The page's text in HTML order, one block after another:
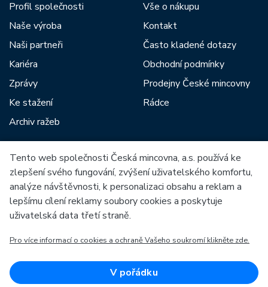
Profil společnosti
Naše výroba
Naši partneři
Kariéra
Zprávy
Ke stažení
Archiv ražeb
Vše o nákupu
Kontakt
Často kladené dotazy
Obchodní podmínky
Prodejny České mincovny
Rádce
Mezi naše partnery patří:
Evropská unie
OP Podnikání a inovace pro konkurenceschopnost
Evropský fond pro regionální rozvoj
Tento web společnosti Česká mincovna, a.s. používá ke
zlepšení svého fungování, zvýšení uživatelského komfortu,
analýze návštěvnosti, k personalizaci obsahu a reklam a
lepšímu cílení reklamy soubory cookies a poskytuje
uživatelská data třetí straně.
Pro více informací o cookies a ochraně Vašeho soukromí klikněte zde.
V pořádku